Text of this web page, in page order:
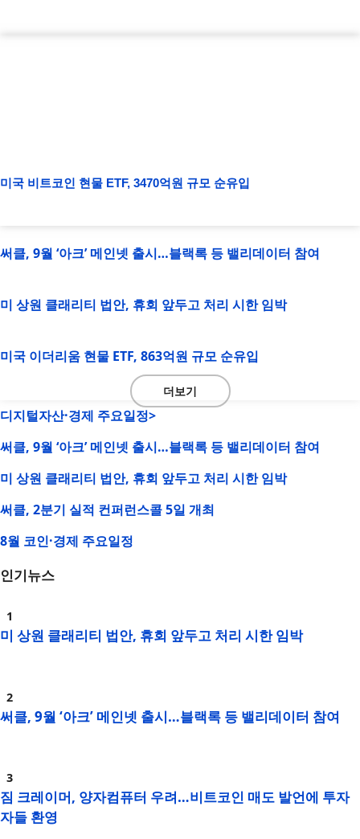
미국 비트코인 현물 ETF, 3470억원 규모 순유입
써클, 9월 ‘아크’ 메인넷 출시…블랙록 등 밸리데이터 참여
미 상원 클래리티 법안, 휴회 앞두고 처리 시한 임박
미국 이더리움 현물 ETF, 863억원 규모 순유입
더보기
디지털자산·경제 주요일정>
써클, 9월 ‘아크’ 메인넷 출시…블랙록 등 밸리데이터 참여
미 상원 클래리티 법안, 휴회 앞두고 처리 시한 임박
써클, 2분기 실적 컨퍼런스콜 5일 개최
8월 코인·경제 주요일정
인기뉴스
미 상원 클래리티 법안, 휴회 앞두고 처리 시한 임박
써클, 9월 ‘아크’ 메인넷 출시…블랙록 등 밸리데이터 참여
짐 크레이머, 양자컴퓨터 우려…비트코인 매도 발언에 투자
자들 환영